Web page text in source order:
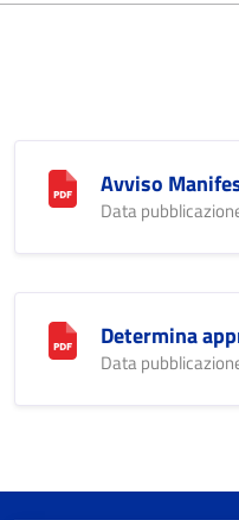
Avviso
Data
Determina
Data